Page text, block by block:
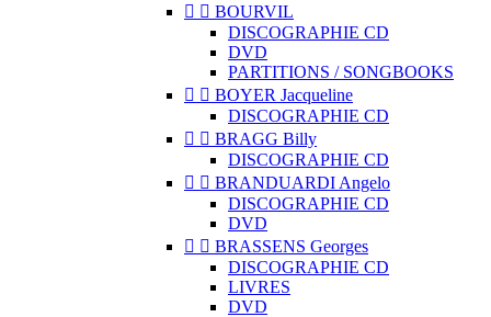
  BOURVIL
DISCOGRAPHIE CD
DVD
PARTITIONS / SONGBOOKS
  BOYER Jacqueline
DISCOGRAPHIE CD
  BRAGG Billy
DISCOGRAPHIE CD
  BRANDUARDI Angelo
DISCOGRAPHIE CD
DVD
  BRASSENS Georges
DISCOGRAPHIE CD
LIVRES
DVD